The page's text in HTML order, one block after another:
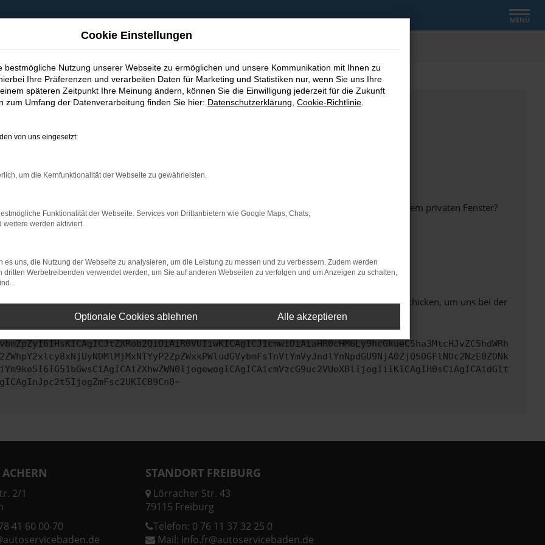
MENÜ
bestimmter Seiten verhindern. Funktioniert die Seite in einem anderen Browser oder in einem privaten Fenster?
beheben.
auf dem neuesten Stand sind.
kann auch dazu führen, dass bestimmte Funktionen nicht mehr unterstützt werden.
uns bitte. Wir werden versuchen, das Problem zu beheben. Du kannst uns diesen Text schicken, um uns bei der
2/1
41 60 00-70
STANDORT FREIBURG
Lörracher Str. 43
79115 Freiburg
Telefon: 0 76 11 37 32 25 0
Mail: info.fr@autoservicebaden.de
Cookie Einstellungen
bestmögliche Nutzung unserer Webseite zu ermöglichen und unsere Kommunikation mit Ihnen zu
Ihre Präferenzen und verarbeiten Daten für Marketing und Statistiken nur, wenn Sie uns Ihre
späteren Zeitpunkt Ihre Meinung ändern, können Sie die Einwilligung jederzeit für die Zukunft
zum Umfang der Datenverarbeitung finden Sie hier: Datenschutzerklärung Cookie-Richtlinie
von uns eingesetzt:
um die Kernfunktionalität der Webseite zu gewährleisten.
Funktionalität der Webseite. Services von Drittanbietern wie Google Maps, Chats,
weitere werden aktiviert.
es uns, die Nutzung der Webseite zu analysieren, um die Leistung zu messen und zu verbessern. Zudem werden
dritten Werbetreibenden verwendet werden, um Sie auf anderen Webseiten zu verfolgen und um Anzeigen zu schalten,
Optionale Cookies ablehnen Alle akzeptieren